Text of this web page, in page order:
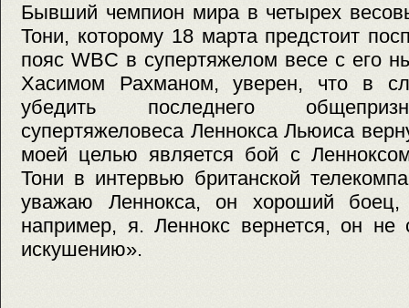
Бывший чемпион мира в четырех
Тони, которому 18 марта предстоит
пояс WBC в супертяжелом весе с его
Хасимом Рахманом, уверен, что в
убедить последнего
супертяжеловеса Леннокса Льюиса
моей целью является бой с
Тони в интервью британской
уважаю Леннокса, он хороший
например, я. Леннокс вернется, он не
искушению».